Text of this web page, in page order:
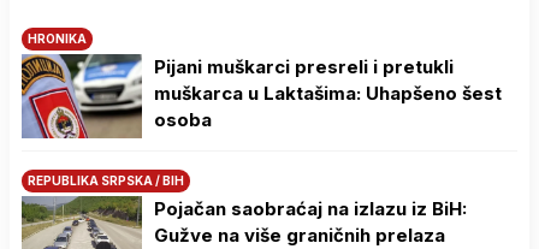
HRONIKA
Pijani muškarci presreli i pretukli
muškarca u Laktašima: Uhapšeno šest
osoba
REPUBLIKA SRPSKA / BIH
Pojačan saobraćaj na izlazu iz BiH:
Gužve na više graničnih prelaza